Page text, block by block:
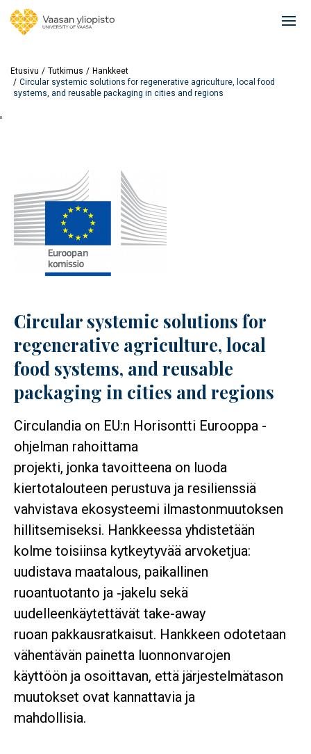
Etusivu Tutkimus
Hankkeet
Circular systemic solutions for regenerative agriculture, local food
systems, and reusable packaging in cities and regions
'
Circular systemic solutions for
regenerative agriculture, local
food systems, and reusable
packaging in cities and regions
Circulandia on EU:n Horisontti Eurooppa -
ohjelman rahoittama
projekti, jonka tavoitteena on luoda
kiertotalouteen perustuva ja resilienssiä
vahvistava ekosysteemi ilmastonmuutoksen
hillitsemiseksi. Hankkeessa yhdistetään
kolme toisiinsa kytkeytyvää arvoketjua:
uudistava maatalous, paikallinen
ruoantuotanto ja ‑jakelu sekä
uudelleenkäytettävät take-away
ruoan pakkausratkaisut. Hankkeen odotetaan
vähentävän painetta luonnonvarojen
käyttöön ja osoittavan, että järjestelmätason
muutokset ovat kannattavia ja
mahdollisia.